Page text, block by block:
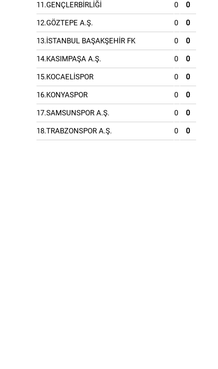
11.GENÇLERBİRLİĞİ 0 0
12.GÖZTEPE A.Ş. 0 0
13.İSTANBUL BAŞAKŞEHİR FK 0 0
14.KASIMPAŞA A.Ş. 0 0
15.KOCAELİSPOR 0 0
16.KONYASPOR 0 0
17.SAMSUNSPOR A.Ş. 0 0
18.TRABZONSPOR A.Ş. 0 0